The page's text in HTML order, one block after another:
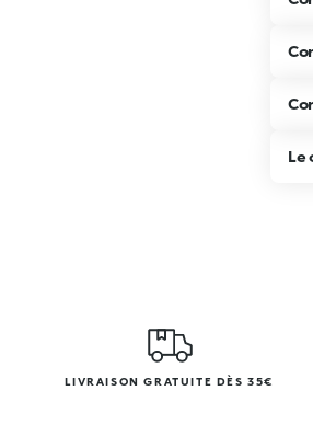
Le
LIVRAISON GRATUITE DÈS 35€